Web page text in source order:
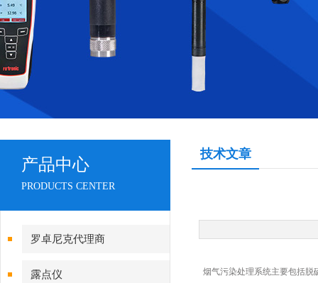
产品中心
PRODUCTS CENTER
罗卓尼克代理商
露点仪
技术文章
烟气污染处理系统主要包括脱